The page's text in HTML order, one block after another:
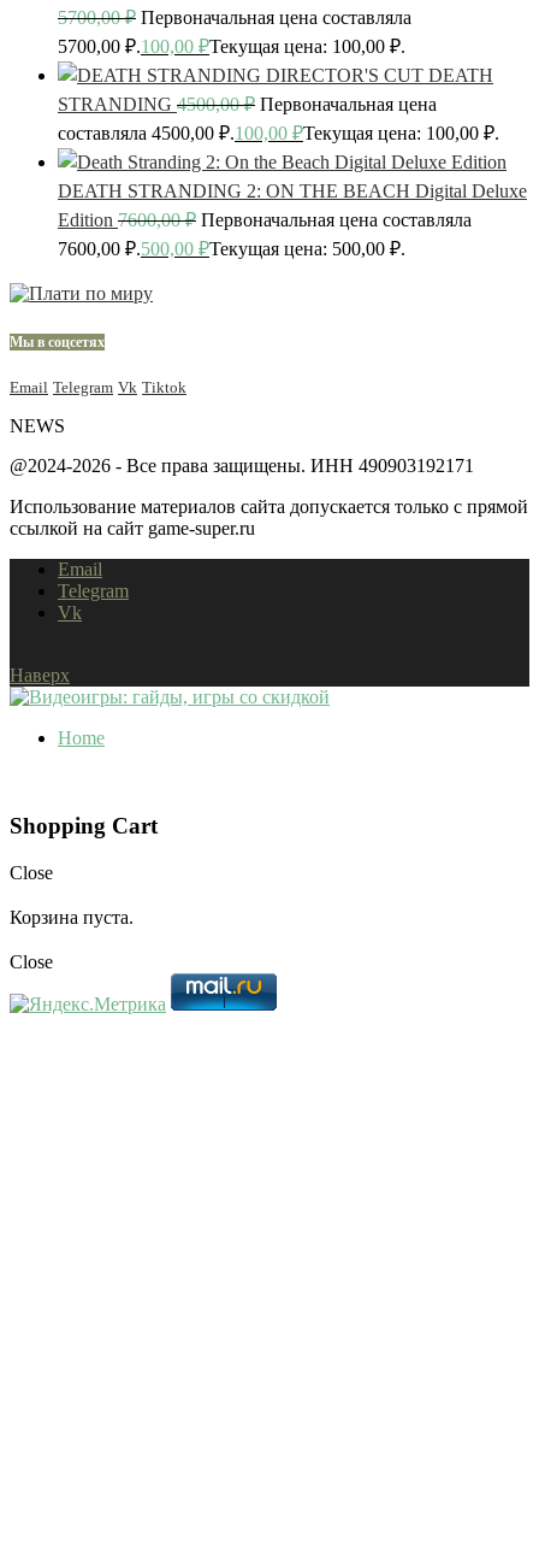
5700,00₽ Первоначальная цена составляла
5700,00 ₽.100,00 ₽Текущая цена: 100,00 ₽.
DEATH
STRANDING 4500,00₽ Первоначальная цена
составляла 4500,00 ₽.100,00 ₽Текущая цена: 100,00 ₽.
DEATH STRANDING 2: ON THE BEACH Digital Deluxe
Edition 7600,00₽ Первоначальная цена составляла
7600,00 ₽.500,00 ₽Текущая цена: 500,00 ₽.
Мы в соцсетях
Email Telegram Vk Tiktok
NEWS
@2024-2026 - Все права защищены. ИНН 490903192171
Использование материалов сайта допускается только с прямой
ссылкой на сайт game-super.ru
Email
Telegram
Vk
Наверх
Home
Shopping Cart
Close
Корзина пуста.
Close